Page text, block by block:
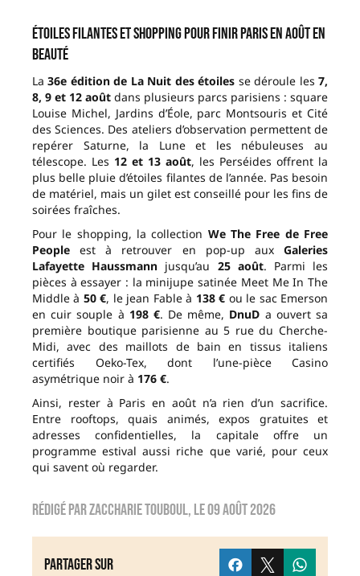
Étoiles filantes et shopping pour finir Paris en août en
beauté
La36e édition de La Nuit des étoiles se déroule les7,
8, 9 et 12 août dans plusieurs parcs parisiens : square
Louise Michel, Jardins d’Éole, parc Montsouris et Cité
des Sciences. Des ateliers d’observation permettent de
repérer Saturne, la Lune et les nébuleuses au
télescope. Les 12 et 13 août, les Perséides offrent la
plus belle pluie d’étoiles filantes de l’année. Pas besoin
de matériel, mais un gilet est conseillé pour les fins de
soirées fraîches.
Pour le shopping, la collection We The Free de Free
People est à retrouver en pop-up aux Galeries
Lafayette Haussmann jusqu’au 25 août. Parmi les
pièces à essayer : la minijupe satinée Meet Me In The
Middle à 50 €, le jean Fable à 138 € ou le sac Emerson
en cuir souple à 198 €. De même, DnuD a ouvert sa
première boutique parisienne au 5 rue du Cherche-
Midi, avec des maillots de bain en tissus italiens
certifiés Oeko-Tex, dont l’une-pièce Casino
asymétrique noir à 176 €.
Ainsi, rester à Paris en août n’a rien d’un sacrifice.
Entre rooftops, quais animés, expos gratuites et
adresses confidentielles, la capitale offre un
programme estival aussi riche que varié, pour ceux
qui savent où regarder.
Rédigé parzaccharie touboul, le09 août 2026
Partager sur